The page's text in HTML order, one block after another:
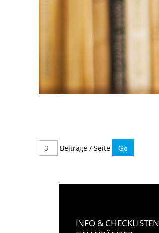
Beiträge / Seite
INFO & CHECKLISTEN